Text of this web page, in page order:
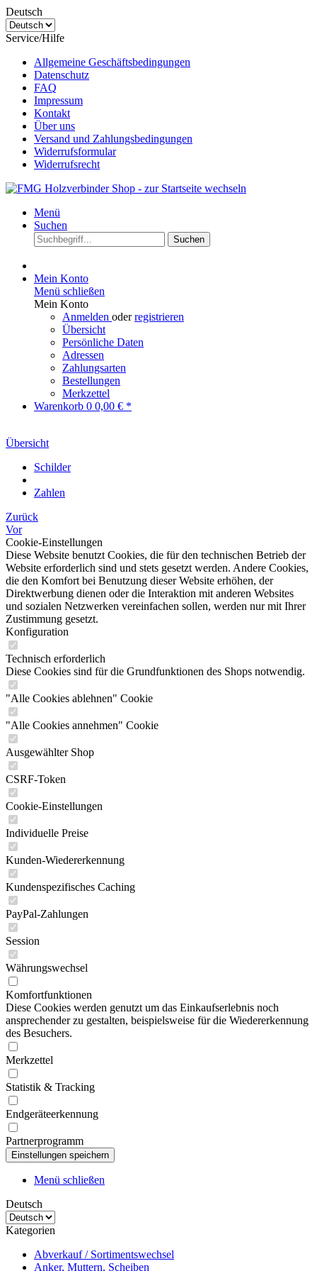
Deutsch
Service/Hilfe
Allgemeine Geschäftsbedingungen
Datenschutz
FAQ
Impressum
Kontakt
Über uns
Versand und Zahlungsbedingungen
Widerrufsformular
Widerrufsrecht
Menü
Suchen
Suchen
Mein Konto
Menü schließen
Mein Konto
Anmelden oderregistrieren
Übersicht
Persönliche Daten
Adressen
Zahlungsarten
Bestellungen
Merkzettel
Warenkorb 0 0,00 € *
Übersicht
Schilder
Zahlen
Zurück
Vor
Cookie-Einstellungen
Diese Website benutzt Cookies, die für den technischen Betrieb der
Website erforderlich sind und stets gesetzt werden. Andere Cookies,
die den Komfort bei Benutzung dieser Website erhöhen, der
Direktwerbung dienen oder die Interaktion mit anderen Websites
und sozialen Netzwerken vereinfachen sollen, werden nur mit Ihrer
Zustimmung gesetzt.
Konfiguration
Technisch erforderlich
Diese Cookies sind für die Grundfunktionen des Shops notwendig.
"Alle Cookies ablehnen" Cookie
"Alle Cookies annehmen" Cookie
Ausgewählter Shop
CSRF-Token
Cookie-Einstellungen
Individuelle Preise
Kunden-Wiedererkennung
Kundenspezifisches Caching
PayPal-Zahlungen
Session
Währungswechsel
Komfortfunktionen
Diese Cookies werden genutzt um das Einkaufserlebnis noch
ansprechender zu gestalten, beispielsweise für die Wiedererkennung
des Besuchers.
Merkzettel
Statistik & Tracking
Endgeräteerkennung
Partnerprogramm
Menü schließen
Deutsch
Kategorien
Abverkauf / Sortimentswechsel
Anker, Muttern, Scheiben